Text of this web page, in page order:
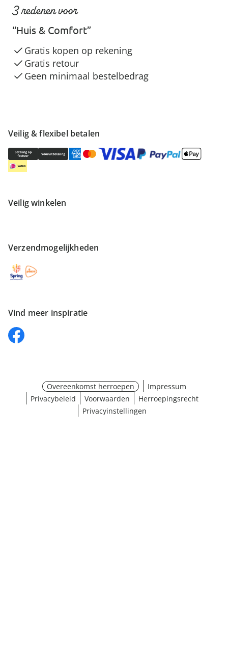
Veilig & flexibel betalen
Veilig winkelen
Verzendmogelijkheden
Vind meer inspiratie
3 redenen voor
“Huis & Comfort”
Gratis kopen op rekening
Gratis retour
Geen minimaal bestelbedrag
Overeenkomst herroepen
Impressum
Privacybeleid
Voorwaarden
Herroepingsrecht
Privacyinstellingen